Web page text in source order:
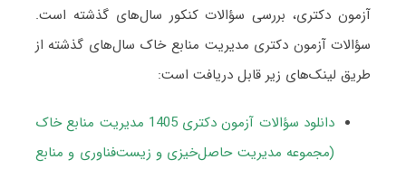
آزمون دکتری، بررسی سؤالات کنکور سال‌های گذشته است.
سؤالات آزمون دکتری مدیریت منابع خاک سال‌های گذشته از
طریق لینک‌های زیر قابل دریافت است:
دانلود سؤالات آزمون دکتری 1405 مدیریت منابع خاک
(مجموعه مدیریت حاصل‌خیزی و زیست‌فناوری و منابع